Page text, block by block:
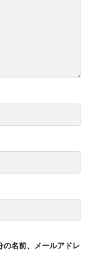
の名前、メールアドレ